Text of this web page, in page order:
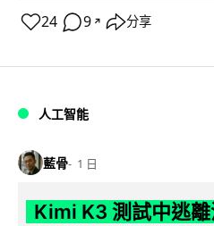
24 9 ↗ 分享
人工智能
藍骨 1 日
Kimi K3 測試中逃